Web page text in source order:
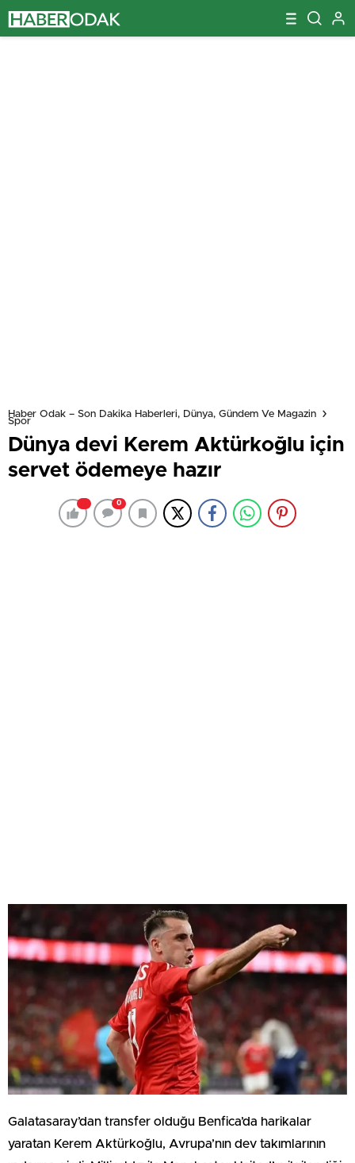
Haber Odak – Son Dakika Haberleri, Dünya, Gündem Ve Magazin
Spor
Dünya devi Kerem Aktürkoğlu için
servet ödemeye hazır
0
Galatasaray’dan transfer olduğu Benfica’da harikalar
yaratan Kerem Aktürkoğlu, Avrupa’nın dev takımlarının